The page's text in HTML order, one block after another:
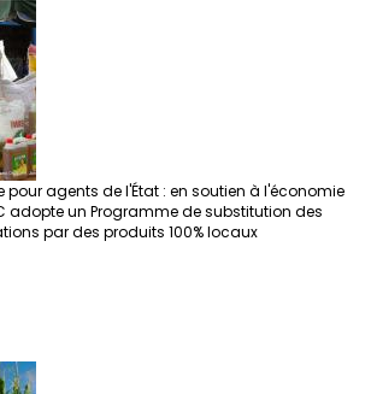
pour agents de l'État : en soutien à l'économie
adopte un Programme de substitution des
par des produits 100% locaux